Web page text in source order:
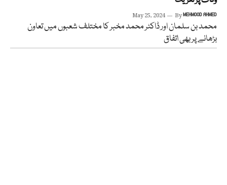
May 25, 2024 ByMEHMOOD AHMED
محمد بن سلمان اور ڈاکٹر محمد مخبر کا مختلف شعبوں میں تعاون
بڑھانے پر بھی اتفاق